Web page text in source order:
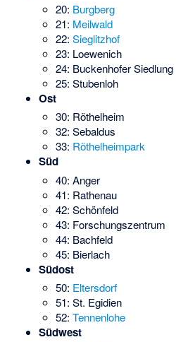
20: Burgberg
21: Meilwald
22:Sieglitzhof
23: Loewenich
24: Buckenhofer Siedlung
25: Stubenloh
Ost
30: Röthelheim
32: Sebaldus
33: Röthelheimpark
Süd
40: Anger
41: Rathenau
42: Schönfeld
43: Forschungszentrum
44: Bachfeld
45: Bierlach
Südost
50: Eltersdorf
51: St. Egidien
52:Tennenlohe
Südwest